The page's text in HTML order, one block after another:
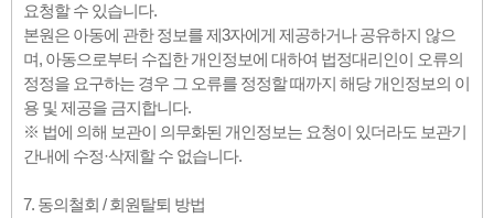
요청할 수 있습니다.
본원은 아동에 관한 정보를 제3자에게 제공하거나 공유하지 않으
며, 아동으로부터 수집한 개인정보에 대하여 법정대리인이 오류의
정정을 요구하는 경우 그 오류를 정정할 때까지 해당 개인정보의 이
용 및 제공을 금지합니다.
※ 법에 의해 보관이 의무화된 개인정보는 요청이 있더라도 보관기
간내에 수정·삭제할 수 없습니다.
7. 동의철회 / 회원탈퇴 방법